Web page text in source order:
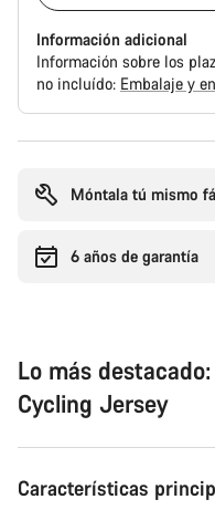
Información adicional
Información sobre los
no incluído: Embalaje y
compra
Móntala tú mismo
6 años de garantía
Lo más
Cycling Jersey
Características